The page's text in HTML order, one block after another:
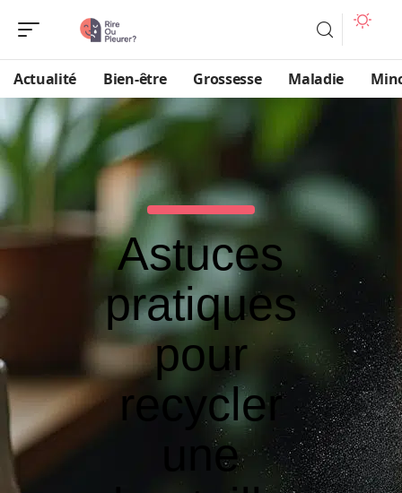
Actualité Bien-être Grossesse Maladie
Astuces
pratiques
pour
recycler
une